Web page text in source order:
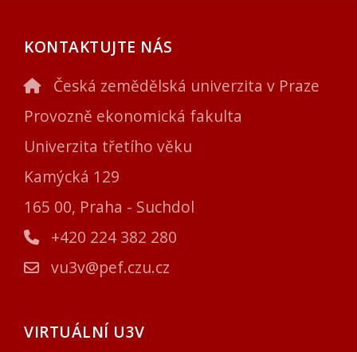
KONTAKTUJTE NÁS
Česká zemědělská univerzita v Praze
Provozně ekonomická fakulta
Univerzita třetího věku
Kamýcká 129
165 00, Praha - Suchdol
+420 224 382 280
vu3v@pef.czu.cz
VIRTUÁLNÍ U3V